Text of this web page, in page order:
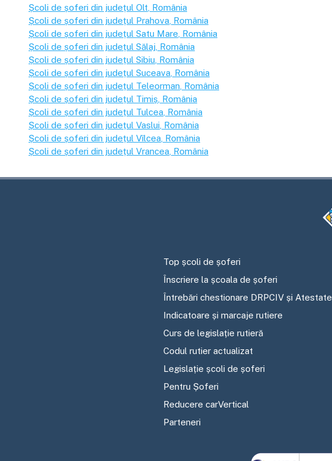
Școli de șoferi din județul Olt , România
Școli de șoferi din județul Prahova , România
Școli de șoferi din județul Satu Mare , România
Școli de șoferi din județul Sălaj , România
Școli de șoferi din județul Sibiu , România
Școli de șoferi din județul Suceava , România
Școli de șoferi din județul Teleorman , România
Școli de șoferi din județul Timiș , România
Școli de șoferi din județul Tulcea , România
Școli de șoferi din județul Vaslui , România
Școli de șoferi din județul Vîlcea , România
Școli de șoferi din județul Vrancea , România
Top școli de șoferi
Înscriere la școala de șoferi
Întrebări chestionare DRPCIV și Atestate
Indicatoare și marcaje rutiere
Curs de legislație rutieră
Codul rutier actualizat
Legislație școli de șoferi
Pentru Șoferi
Reducere carVertical
Parteneri